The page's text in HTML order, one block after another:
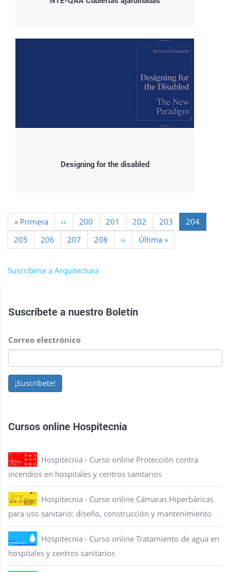
Designing for the disabled
Paginación
Primera
página
« Primera
Página
anterior
‹‹ Page
200 Page
201 Page
202 Page
203
Página
actual
204
Page
205 Page
206 Page
207 Page
208
Siguiente
página
››
Última
página
Última »
Suscribirse a Arquitectura
Suscríbete a nuestro Boletín
Correo electrónico
¡Suscríbete!
Cursos online Hospitecnia
Hospitecnia - Curso online Protección contra
incendios en hospitales y centros sanitarios
Hospitecnia - Curso online Cámaras Hiperbáricas
para uso sanitario: diseño, construcción y mantenimiento
Hospitecnia - Curso online Tratamiento de agua en
hospitales y centros sanitarios